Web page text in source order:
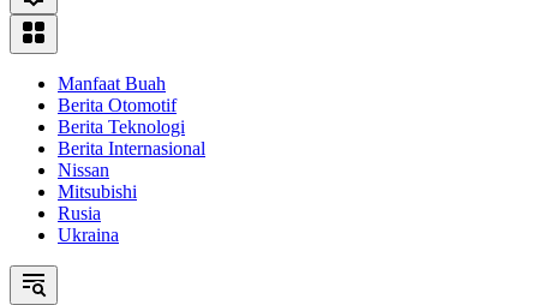
Manfaat Buah
Berita Otomotif
Berita Teknologi
Berita Internasional
Nissan
Mitsubishi
Rusia
Ukraina